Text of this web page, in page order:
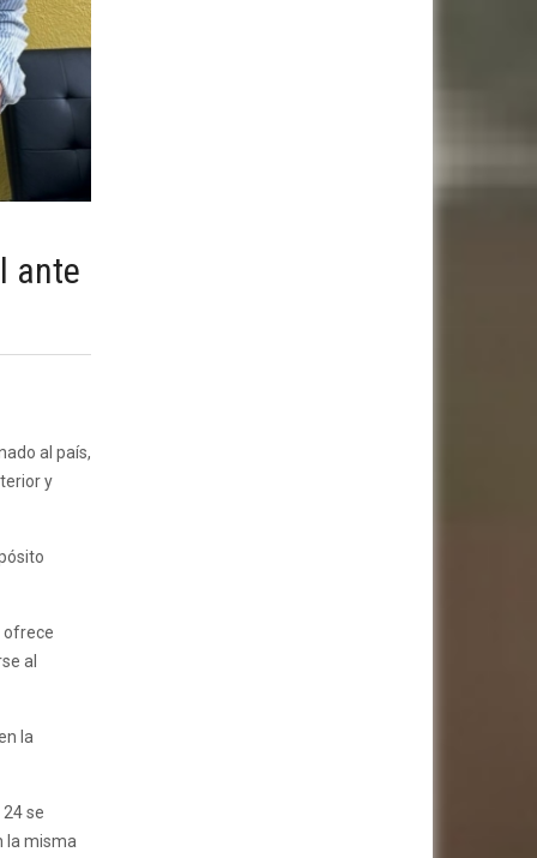
ante
al país,
y
ofrece
al
la
se
la misma